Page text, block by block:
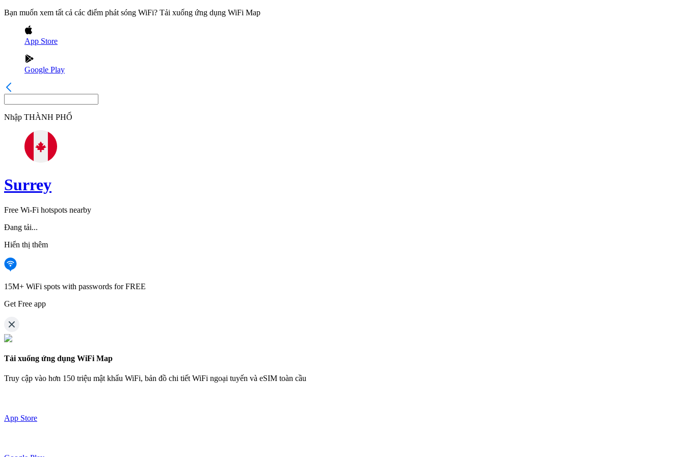
Bạn muốn xem tất cả các điểm phát sóng WiFi? Tải xuống ứng dụng WiFi Map
App Store
Google Play
Nhập THÀNH PHỐ
Surrey
Free Wi-Fi hotspots nearby
Đang tải...
Hiển thị thêm
15M+ WiFi spots with passwords for FREE
Get Free app
Tải xuống ứng dụng WiFi Map
Truy cập vào hơn 150 triệu mật khẩu WiFi, bản đồ chi tiết WiFi ngoại tuyến và eSIM toàn cầu
App Store